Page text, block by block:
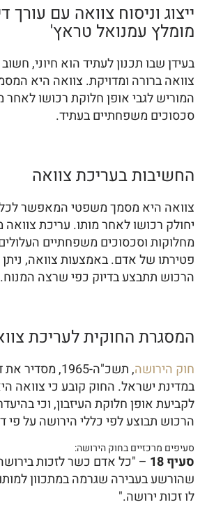
ייצוג וניסוח צוואה עם עורך
מומלץ עמנואל טראץ'
בעידן שבו תכנון לעתיד הוא חיוני,
צוואה ברורה ומדויקת. צוואה היא
המוריש לגבי אופן חלוקת רכושו לאחר
סכסוכים משפחתיים בעתיד.
החשיבות בעריכת צוואה
צוואה היא מסמך משפטי המאפשר
יחולק רכושו לאחר מותו. עריכת צוואה
מחלוקות וסכסוכים משפחתיים
פטירתו של אדם. באמצעות צוואה,
הרכוש תתבצע בדיוק כפי שרצה המנוח.
המסגרת החוקית לעריכת
חוק הירושה
, תשכ"ה-1965,
במדינת ישראל. החוק קובע כי צוואה
לקביעת אופן חלוקת העיזבון, וכי
הרכוש תבוצע לפי כללי הירושה על פי
סעיפים מרכזיים בחוק הירושה:
סעיף 18
– "כל אדם כשר לזכות
שהורשע בעבירה שגרמה במתכוון
לו זכות ירושה."